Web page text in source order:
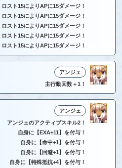
ロスト15によりAPに15ダメージ！
ロスト15によりAPに15ダメージ！
ロスト15によりAPに15ダメージ！
ロスト15によりAPに15ダメージ！
ロスト15によりAPに15ダメージ！
アンジェ
主行動回数＋1！
アンジェ
アンジェのアクティブスキル2！
自身に【EXA+11】を付与！
自身に【命中+1】を付与！
自身に【回避+1】を付与！
自身に【特殊抵抗+4】を付与！